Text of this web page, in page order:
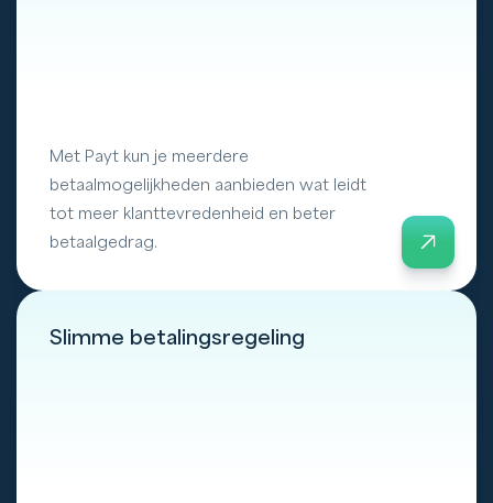
Met Payt kun je meerdere
betaalmogelijkheden aanbieden wat leidt
tot meer klanttevredenheid en beter
betaalgedrag.
Slimme betalingsregeling